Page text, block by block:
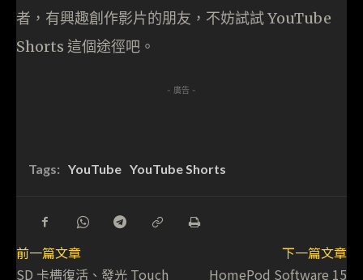
者，有興趣創作影片的朋友，不妨試試 YouTube
Shorts 這個途徑吧。
- 廣告 -
Tags: YouTube YouTube Shorts
前一篇文章
SD 卡槽復活、發光 Touch
下一篇文章
HomePod Software 15